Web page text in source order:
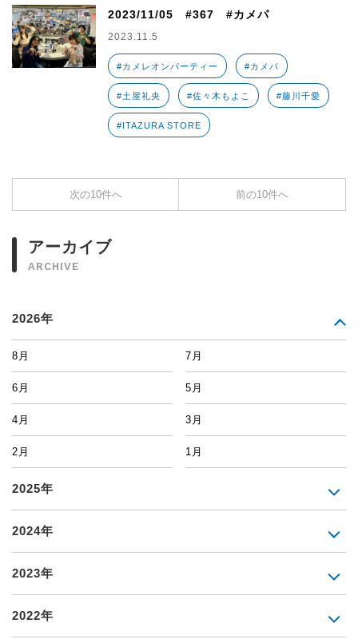
2023/11/05 #367 #カメパ
2023.11.5
#カメレオンパーティー #カメパ
#土屋礼央 #佐々木もよこ #藤川千愛
#ITAZURA STORE
次の10件へ 前の10件へ
アーカイブ
ARCHIVE
2026年
8月 7月
6月 5月
4月 3月
2月 1月
2025年
2024年
2023年
2022年